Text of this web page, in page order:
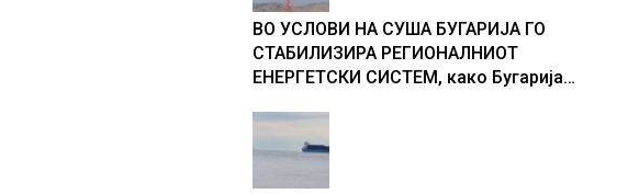
ВО УСЛОВИ НА СУША БУГАРИЈА ГО
СТАБИЛИЗИРА РЕГИОНАЛНИОТ
ЕНЕРГЕТСКИ СИСТЕМ, како Бугарија
складирање на енергија од батерии